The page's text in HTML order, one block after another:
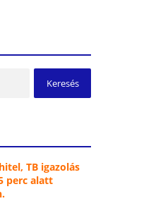
TB igazolás
perc alatt